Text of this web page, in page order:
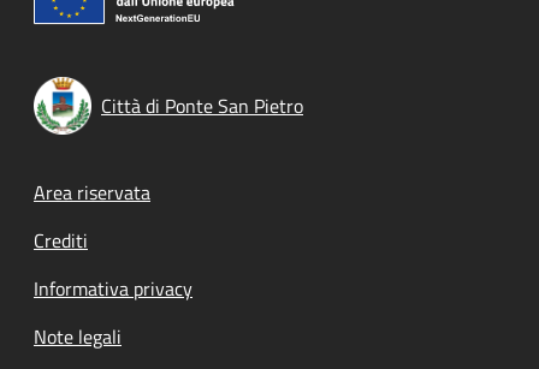
Città di Ponte San Pietro
Footer menu
Area riservata
Crediti
Informativa privacy
Note legali